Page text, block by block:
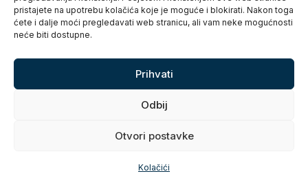
pristajete na upotrebu kolačića koje je moguće i blokirati. Nakon toga
ćete i dalje moći pregledavati web stranicu, ali vam neke mogućnosti
neće biti dostupne.
Prihvati
Odbij
Otvori postavke
Kolačići
Kolačići
Izjava o pristupačnosti
Turistička zajednica grada Karlovca